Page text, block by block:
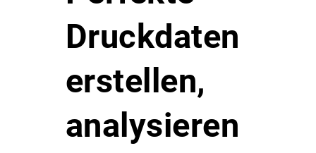
Druckdaten
erstellen,
analysieren